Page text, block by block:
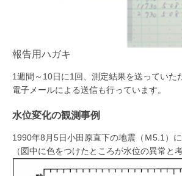
報告用ハガキ
1週間～10日に1回、測定結果を送っていた
電子メールによる送信も行っています。
水位変化の観測事例
1990年8月5日小田原直下の地震（Ｍ5.1）
（図中に色をつけたところが水位の異常と